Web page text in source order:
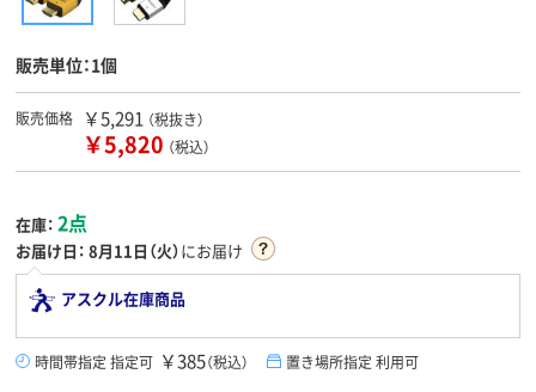
販売単位：1個
販売価格 ￥5,291 （税抜き）
￥5,820 （税込）
在庫： 2点
お届け日： 8月11日（火）にお届け
アスクル在庫商品
時間帯指定 指定可 ￥385（税込） 置き場所指定 利用可